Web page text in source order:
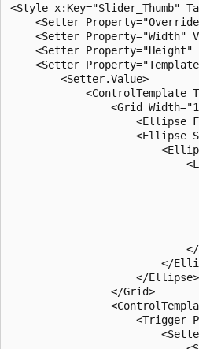
<Style x:Key="Slider_Thumb"
<Setter
<Setter Property="Width"
<Setter Property="Height"
<Setter
        <Setter.Value>
<ControlTemplate
<Grid
<Ellipse
<Ellipse
</
                    </Ellipse>
                </Grid>
<Trigger